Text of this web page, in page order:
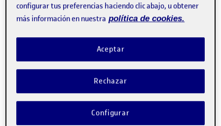
configurar tus preferencias haciendo clic abajo, u obtener
más información en nuestra política de cookies.
Rechazar
Aceptar
Configurar